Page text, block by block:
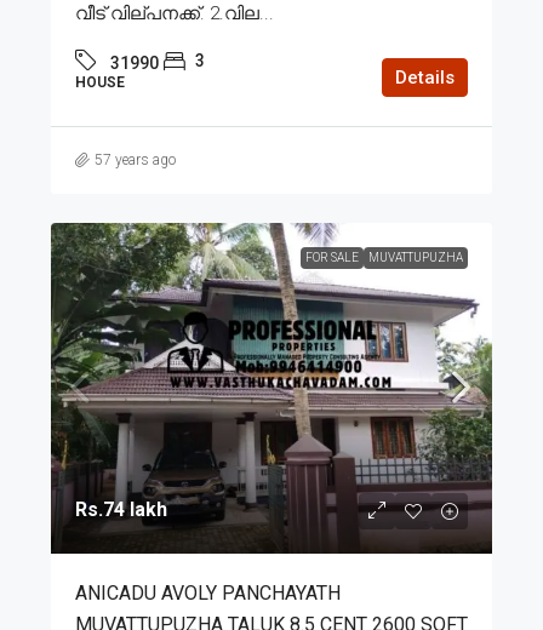
വീട് വില്പനക്ക്. 2.വില...
31990 3
HOUSE Details
57 years ago
FOR SALE MUVATTUPUZHA
Rs.74 lakh
ANICADU AVOLY PANCHAYATH
MUVATTUPUZHA TALUK 8.5 CENT 2600 SQFT